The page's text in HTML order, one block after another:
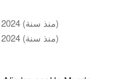
27 November 2024 (منذ سنة)
27 November 2024 (منذ سنة)